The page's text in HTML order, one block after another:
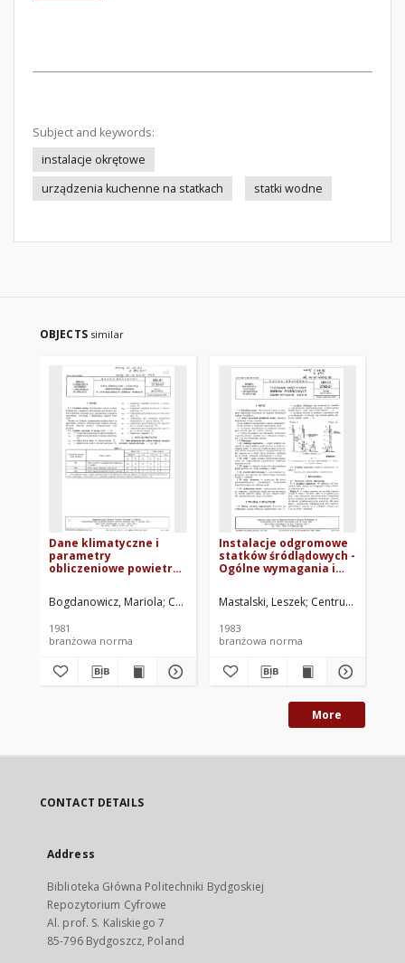
Subject and keywords:
instalacje okrętowe
urządzenia kuchenne na statkach
statki wodne
OBJECTS similar
Dane klimatyczne i
parametry
obliczeniowe powietrza
statków wodnych BN-
81/3730-07
Bogdanowicz, Mariola Centrum Techniki Okrętowej w Gdańsku.
1981
branżowa norma
Instalacje odgromowe
statków śródlądowych -
Ogólne wymagania i
Mastalski, Leszek Centrum
1983
branżowa norma
More
CONTACT DETAILS
Address
Biblioteka Główna Politechniki Bydgoskiej
Repozytorium Cyfrowe
Al. prof. S. Kaliskiego 7
85-796 Bydgoszcz, Poland